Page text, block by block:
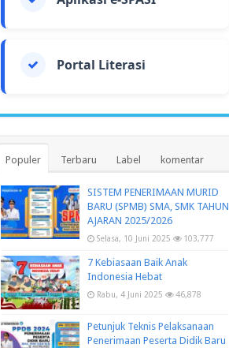
Portal Literasi
Populer Terbaru Label komentar
SISTEM PENERIMAAN MURID
BARU (SPMB) SMA, SMK TAHUN
AJARAN 2025/2026
Selasa, 10 Juni 2025 103,777
7 Kebiasaan Baik Anak
Indonesia Hebat
Rabu, 4 Juni 2025 46,878
Petunjuk Teknis Pelaksanaan
Penerimaan Peserta Didik Baru